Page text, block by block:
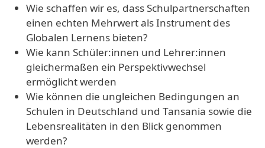
Wie schaffen wir es, dass Schulpartnerschaften
einen echten Mehrwert als Instrument des
Globalen Lernens bieten?
Wie kann Schüler:innen und Lehrer:innen
gleichermaßen ein Perspektivwechsel
ermöglicht werden
Wie können die ungleichen Bedingungen an
Schulen in Deutschland und Tansania sowie die
Lebensrealitäten in den Blick genommen
werden?